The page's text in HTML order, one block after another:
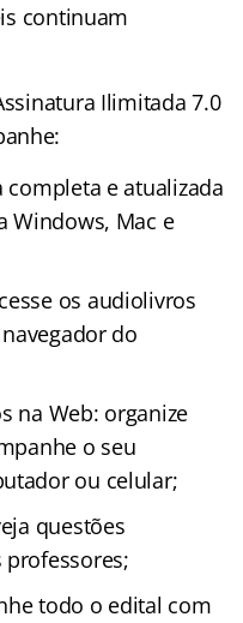
continuam
Ilimitada 7.0
e atualizada
Windows, Mac e
os audiolivros
do
na Web: organize
o seu
ou celular;
questões
todo o edital com